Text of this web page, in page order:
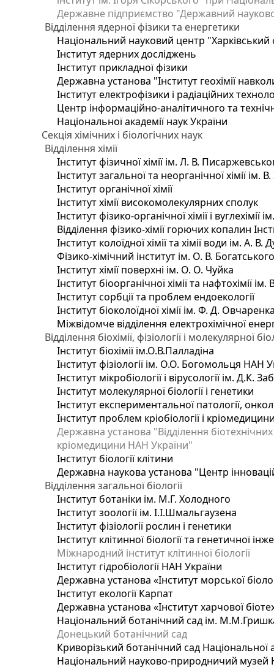
Державне підприємство "Державний
Відділення ядерної фізики та енергетики
Національний науковий центр "Харківський
Інститут ядерних досліджень
Інститут прикладної фізики
Державна установа "Інститут геохімії
Інститут електрофізики і радіаційних
Центр інформаційно-аналітичного та
Національної академії наук України
Секція хімічних і біологічних наук
Відділення хімії
Інститут фізичної хімії ім. Л. В.
Інститут загальної та неорганічної хімії ім.
Інститут органічної хімії
Інститут хімії високомолекулярних сполук
Інститут фізико-органічної хімії і
Відділення фізико-хімії горючих копалин
Інститут колоїдної хімії та хімії води ім. А.
Фізико-хімічний інститут ім. О. В.
Інститут хімії поверхні ім. О. О. Чуйка
Інститут біоорганічної хімії та нафтохімії
Інститут сорбції та проблем ендоекології
Інститут біоколоїдної хімії ім. Ф. Д.
Міжвідомче відділення електрохімічної
Відділення біохімії, фізіології і молекулярної
Інститут біохімії ім.О.В.Палладіна
Інститут фізіології ім. О.О. Богомольця НАН
Інститут мікробіології і вірусології ім. Д.К.
Інститут молекулярної біології і генетики
Інститут експериментальної патології,
Інститут проблем кріобіології і
Державна установа "Відділення
кріомедицини НАН України"
Інститут біології клітини
Державна наукова установа "Центр
Відділення загальної біології
Інститут ботаніки ім. М.Г. Холодного
Інститут зоології ім. І.І.Шмальгаузена
Інститут фізіології рослин і генетики
Інститут клітинної біології та генетичної
Міжнародний інститут клітинної біології
Інститут гідробіології НАН України
Державна установа «Інститут морської
Інститут екології Карпат
Державна установа «Інститут харчової
Національний ботанічний сад ім.
Донецький ботанічний сад
Криворізький ботанічний сад Національної
Національний науково-природничий музей